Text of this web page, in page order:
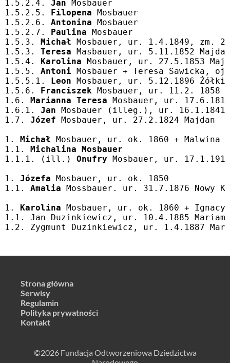
1.5.2.4. Jan Mosbauer
1.5.2.5. Filopena Mosbauer
1.5.2.6. Antonina Mosbauer
1.5.2.7. Paulina Mosbauer
1.5.3. Michał Mosbauer, ur. 1.4.1849, zm.
1.5.3. Teresa Masbauer, ur. 5.11.1852 Majdan
1.5.4. Karolina Mosbauer, ur. 27.5.1853
1.5.5. Antoni Mosbauer + Teresa Sawicka,
1.5.5.1. Leon Mosbauer, ur. 5.12.1896
1.5.6. Franciszek Mosbauer, ur. 11.2. 1858
1.6. Marianna Teresa Mosbauer, ur.
1.6.1. Jan Mosbauer (illeg.), ur. 16.1.1841
1.7. Józef Mosbauer, ur. 27.2.1824 Majdan
1. Michał Mosbauer, ur. ok. 1860 + Malwina
1.1. Michalina Mosbauer
1.1.1. (ill.) Onufry Mosbauer, ur.
1. Józefa Mosbauer, ur. ok. 1850
1.1. Amalia Mossbauer. ur. 31.7.1876 Nowy
1. Karolina Mosbauer, ur. ok. 1860 +
1.1. Jan Duzinkiewicz, ur. 10.4.1885
1.2. Zygmunt Duzinkiewicz, ur. 1.4.1887
Strona główna
Serwisy
Regulamin
Polityka prywatności
Kontakt
©2026 Fundacja Odtworzeniowa Dziedzictwa